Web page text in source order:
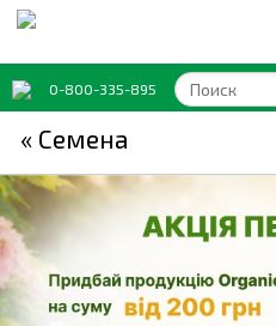
0-800-335-895
« Семена